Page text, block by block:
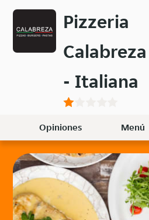
Volver
menú
principal
Pizzeria
Calabreza
- Italiana
Opiniones Menú